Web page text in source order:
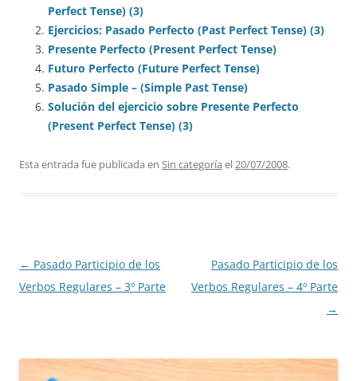
Perfect Tense) (3)
Ejercicios: Pasado Perfecto (Past Perfect Tense) (3)
Presente Perfecto (Present Perfect Tense)
Futuro Perfecto (Future Perfect Tense)
Pasado Simple – (Simple Past Tense)
Solución del ejercicio sobre Presente Perfecto
(Present Perfect Tense) (3)
Esta entrada fue publicada en Sin categoría el20/07/2008.
Navegación
de
← Pasado Participio de los
Verbos Regulares – 3º Parte
Pasado Participio de los
Verbos Regulares – 4º Parte
→